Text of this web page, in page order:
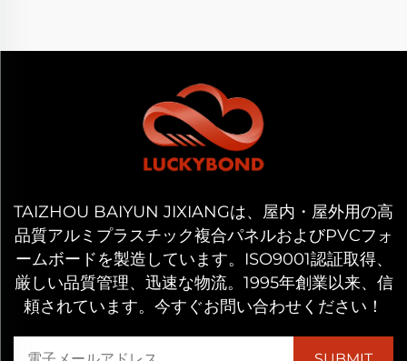
TAIZHOU BAIYUN JIXIANGは、屋内・屋外用の高
品質アルミプラスチック複合パネルおよびPVCフォ
ームボードを製造しています。ISO9001認証取得、
厳しい品質管理、迅速な物流。1995年創業以来、信
頼されています。今すぐお問い合わせください！